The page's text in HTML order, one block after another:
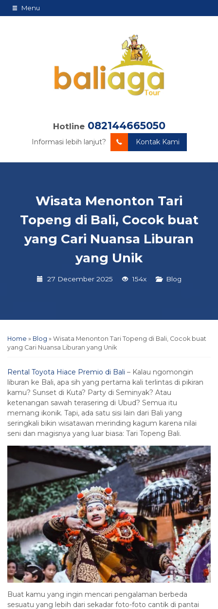
Menu
Hotline 082144665050
Informasi lebih lanjut? Kontak Kami
Wisata Menonton Tari
Topeng di Bali, Cocok buat
yang Cari Nuansa Liburan
yang Unik
27 December 2025 154x Blog
Home » Blog » Wisata Menonton Tari Topeng di Bali, Cocok buat
yang Cari Nuansa Liburan yang Unik
Rental Toyota Hiace Premio di Bali – Kalau ngomongin
liburan ke Bali, apa sih yang pertama kali terlintas di pikiran
kamu? Sunset di Kuta? Party di Seminyak? Atau
ketenangan sawah terasering di Ubud? Semua itu
memang ikonik. Tapi, ada satu sisi lain dari Bali yang
seringkali bikin wisatawan merinding kagum karena nilai
seni dan magisnya yang luar biasa: Tari Topeng Bali.
Buat kamu yang ingin mencari pengalaman berbeda
sesuatu yang lebih dari sekadar foto-foto cantik di pantai